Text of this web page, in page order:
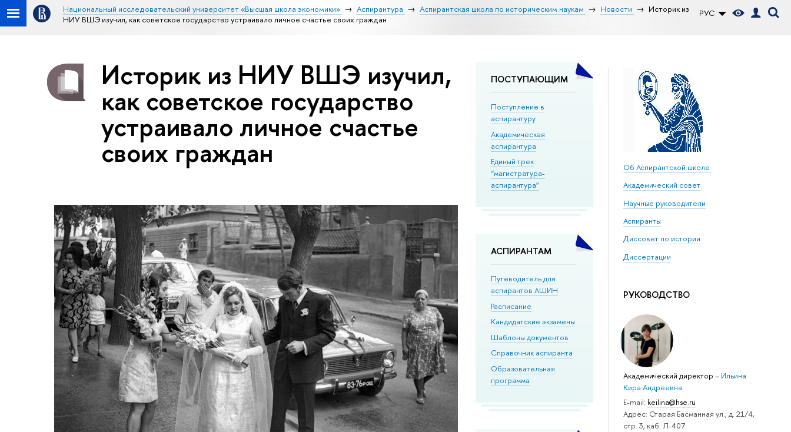
РУС
Национальный исследовательский университет «Высшая школа экономики» Аспирантура Аспирантская школа по историческим наукам Новости
Историк из
НИУ ВШЭ изучил, как советское государство устраивало личное счастье своих граждан
ПОСТУПАЮЩИМ
Поступление в
аспирантуру
Академическая
аспирантура
Единый трек
“магистратура-
аспирантура”
АСПИРАНТАМ
Путеводитель для
аспирантов АШИН
Расписание
Кандидатские экзамены
Шаблоны документов
Справочник аспиранта
Образовательная
программа
Об Аспирантской школе
Академический совет
Научные руководители
Аспиранты
Диссовет по истории
Диссертации
РУКОВОДСТВО
Академический директор– Ильина
Кира Андреевна
Е-mail: keilina@hse.ru
Адрес: Старая Басманная ул., д. 21/4,
стр. 3, каб. Л-407
Историк из НИУ ВШЭ изучил,
как советское государство
устраивало личное счастье
своих граждан